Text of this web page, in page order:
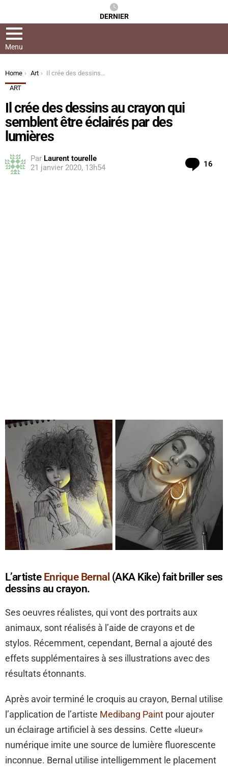
DERNIER
Menu
You are here:
Home Art
Il crée des dessins au crayon qui semblent être éclairés par des lumières
ART
Il crée des dessins au crayon qui
semblent être éclairés par des
lumières
Par Laurent tourelle
21 janvier 2020, 13h54
16
L’artiste Enrique Bernal (AKA Kike) fait briller ses
dessins au crayon.
Ses oeuvres réalistes, qui vont des portraits aux
animaux, sont réalisés à l’aide de crayons et de
stylos. Récemment, cependant, Bernal a ajouté des
effets supplémentaires à ses illustrations avec des
résultats étonnants.
Après avoir terminé le croquis au crayon, Bernal utilise
l’application de l’artiste Medibang Paint pour ajouter
un éclairage artificiel à ses dessins. Cette «lueur»
numérique imite une source de lumière fluorescente
inconnue. Bernal utilise intelligemment le placement